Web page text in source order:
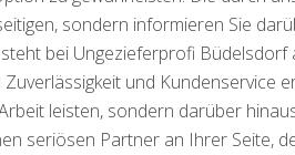
sondern informieren Sie
bei Ungezieferprofi
und Kundenservice
leisten, sondern darüber
seriösen Partner an Ihrer Seite,